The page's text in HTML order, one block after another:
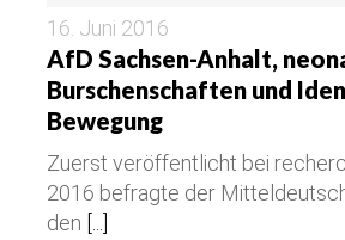
16. Juni 2016
AfD Sachsen-Anhalt,
Burschenschaften und
Bewegung
Zuerst veröffentlicht bei
2016 befragte der
den